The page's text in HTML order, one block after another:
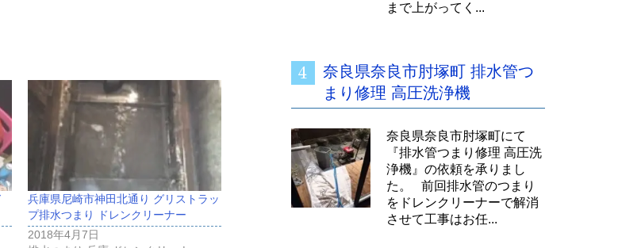
兵庫県尼崎市神田北通り グリストラッ
プ排水つまり ドレンクリーナー
2018年4月7日
まで上がってく...
奈良県奈良市肘塚町 排水管つ
まり修理 高圧洗浄機
奈良県奈良市肘塚町にて
『排水管つまり修理 高圧洗
浄機』の依頼を承りまし
た。 前回排水管のつまり
をドレンクリーナーで解消
させて工事はお任...